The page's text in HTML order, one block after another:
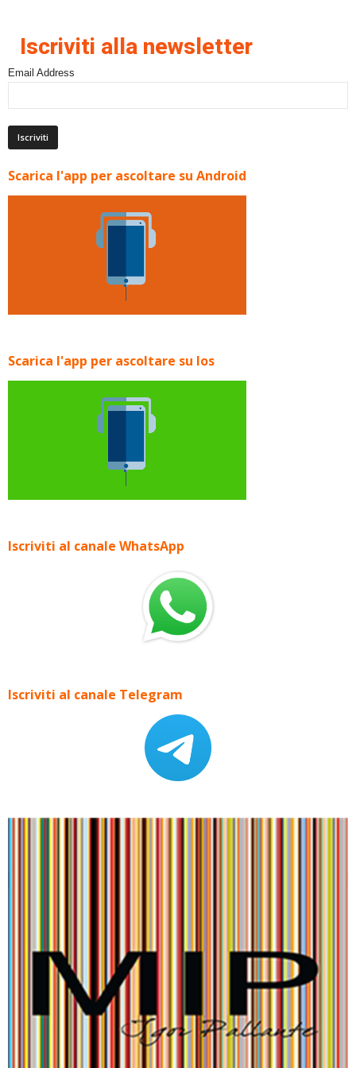
Iscriviti alla newsletter
Email Address
Scarica l'app per ascoltare su Android
Scarica l'app per ascoltare su Ios
Iscriviti al canale WhatsApp
Iscriviti al canale Telegram